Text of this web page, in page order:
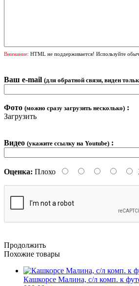
Внимание: HTML не поддерживается! Используйте
Ваш e-mail (для обратной связи, виден
Фото (можно сразу загрузить несколько) :
Загрузить
Видео (укажите ссылку на Youtube) :
Оценка: Плохо
Продолжить
Похожие товары
Кашкорсе Малина, с/л комп. к